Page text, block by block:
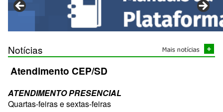
Notícias
Atendimento CEP/SD
ATENDIMENTO PRESENCIAL
Quartas-feiras e sextas-feiras